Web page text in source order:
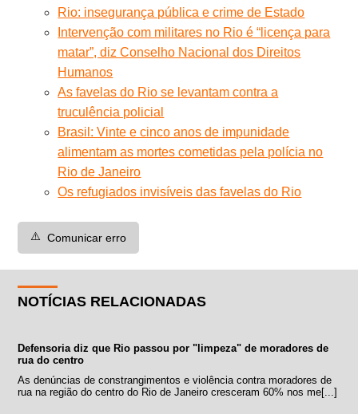
Rio: insegurança pública e crime de Estado
Intervenção com militares no Rio é “licença para
matar”, diz Conselho Nacional dos Direitos
Humanos
As favelas do Rio se levantam contra a
truculência policial
Brasil: Vinte e cinco anos de impunidade
alimentam as mortes cometidas pela polícia no
Rio de Janeiro
Os refugiados invisíveis das favelas do Rio
⚠️ Comunicar erro
NOTÍCIAS RELACIONADAS
Defensoria diz que Rio passou por "limpeza" de moradores de
rua do centro
As denúncias de constrangimentos e violência contra moradores de
rua na região do centro do Rio de Janeiro cresceram 60% nos me[...]